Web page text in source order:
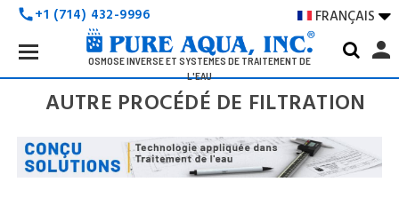
call+1 (714) 432-9996 FRANÇAIS 
OSMOSE INVERSE ET SYSTÈMES DE TRAITEMENT DE
L'EAU
Search
Keyword:
person
AUTRE PROCÉDÉ DE FILTRATION